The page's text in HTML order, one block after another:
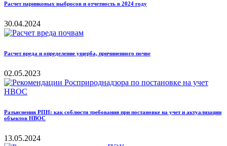
Расчет парниковых выбросов и отчетность в 2024 году
30.04.2024
Расчет вреда и определение ущерба, причиненного почве
02.05.2023
Разъяснения РПН: как соблюсти требования при постановке на учет и актуализации
объектов НВОС
13.05.2024